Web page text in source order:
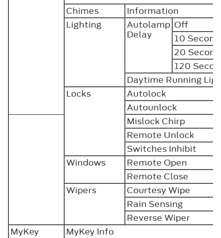
Chimes
Information
Lighting
Autolamp
Delay
Off
10
20
120
Daytime Running
Locks
Autolock
Autounlock
Mislock Chirp
Remote Unlock
Switches Inhibit
Windows
Remote Open
Remote Close
Wipers
Courtesy Wipe
Rain Sensing
Reverse Wiper
MyKey
MyKey Info